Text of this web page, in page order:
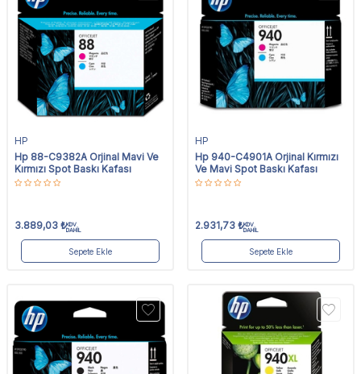
HP
Hp 88-C9382A Orjinal Mavi Ve
Kırmızı Spot Baskı Kafası
3.889,03 ₺KDV
DAHİL
Sepete Ekle
HP
Hp 940-C4901A Orjinal Kırmızı
Ve Mavi Spot Baskı Kafası
2.931,73 ₺KDV
DAHİL
Sepete Ekle